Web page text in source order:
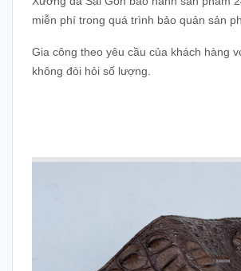
miễn phí trong quá trình bảo quản sản
Gia công theo yêu cầu của khách hàng
không đòi hỏi số lượng.